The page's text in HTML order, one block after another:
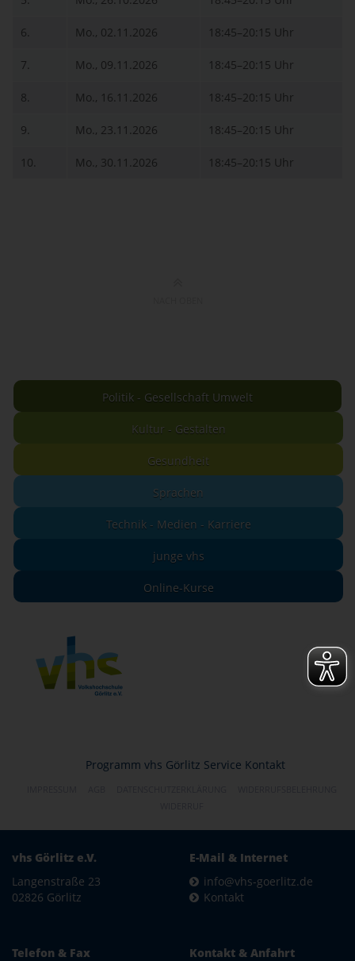
6. Mo., 02.11.2026 18:45–20:15 Uhr
7. Mo., 09.11.2026 18:45–20:15 Uhr
8. Mo., 16.11.2026 18:45–20:15 Uhr
9. Mo., 23.11.2026 18:45–20:15 Uhr
10. Mo., 30.11.2026 18:45–20:15 Uhr
Politik - Gesellschaft Umwelt
Kultur - Gestalten
Gesundheit
Sprachen
Technik - Medien - Karriere
junge vhs
Online-Kurse
Programm vhs Görlitz Service Kontakt
vhs Görlitz e.V.
Langenstraße 23
02826 Görlitz
E-Mail & Internet
info@vhs-goerlitz.de
Kontakt
Telefon & Fax Kontakt & Anfahrt